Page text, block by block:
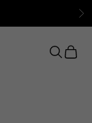
Suchen